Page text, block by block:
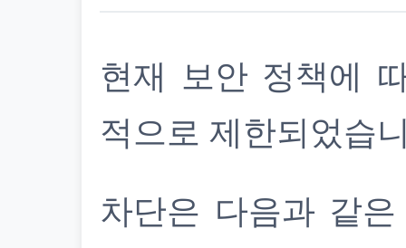
현재 보안 정책에
적으로 제한되었습
차단은 다음과 같